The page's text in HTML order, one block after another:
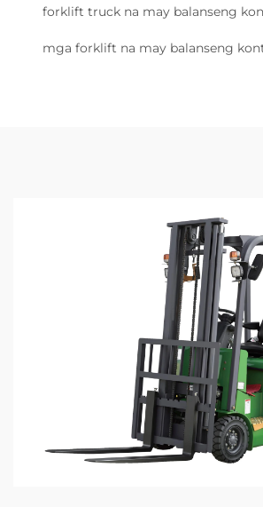
forklift truck na may balanseng
mga forklift na may balanseng